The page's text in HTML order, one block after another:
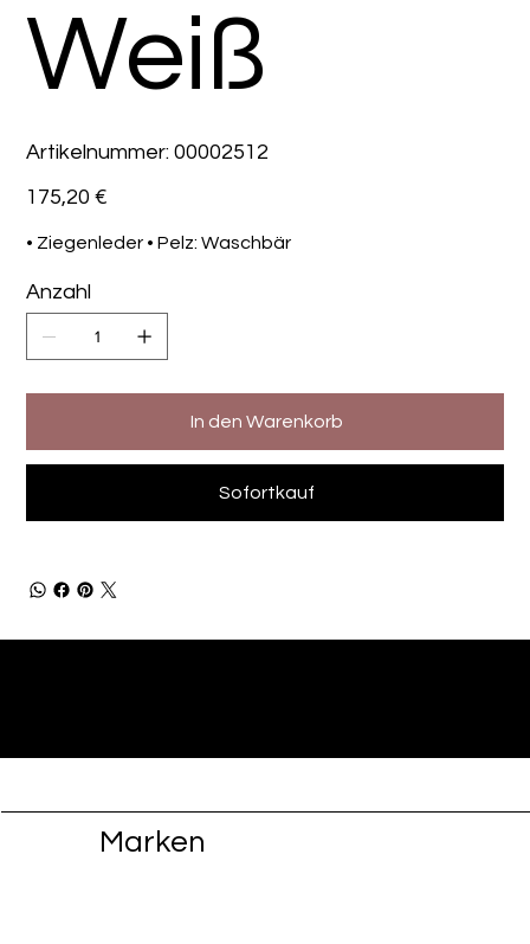
Weiß
Artikelnummer: Artikelnummer:
00002512
00002512
Preis
175,20 €
• Ziegenleder • Pelz: Waschbär
Anzahl
In den Warenkorb
Sofortkauf
Marken